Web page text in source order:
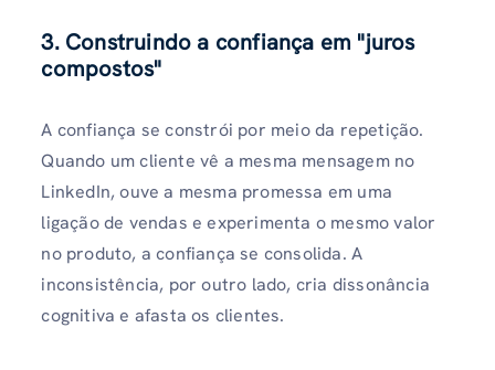
3. Construindo a confiança em "juros
compostos"
A confiança se constrói por meio da repetição.
Quando um cliente vê a mesma mensagem no
LinkedIn, ouve a mesma promessa em uma
ligação de vendas e experimenta o mesmo valor
no produto, a confiança se consolida. A
inconsistência, por outro lado, cria dissonância
cognitiva e afasta os clientes.